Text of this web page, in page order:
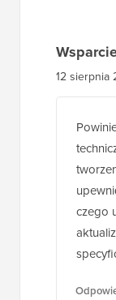
12 sierpnia
czego